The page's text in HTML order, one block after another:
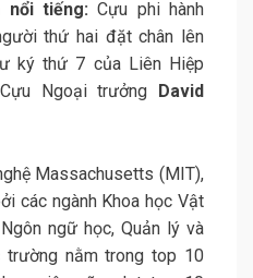
nổi tiếng: Cựu phi hành
thứ hai đặt chân lên
ký thứ 7 của Liên Hiệp
Ngoại trưởng David
Massachusetts (MIT),
các ngành Khoa học Vật
ngữ học, Quản lý và
trường nằm trong top 10